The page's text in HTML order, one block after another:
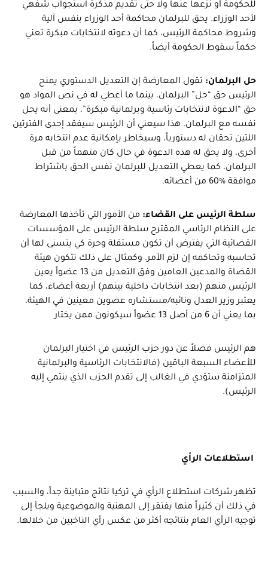
للحكومة أو نزعها عنها ولا حتى تقديم مذكرة استجواب شفهي
لأحد الوزراء. يحق للبرلمان محاكمة أحد الوزراء بنفس آلية
وشروط محاكمة الرئيس، كما أن دعوته لانتخابات مبكرة تعني
حكماً سقوط الحكومة أيضاً.
حل البرلمان: تقول المعارضة إن التعديل الدستوري يمنح
الرئيس حق “حل” البرلمان، بينما ما أعطي له في نص المواد هو
حق “الدعوة لانتخابات رئاسية وبرلمانية مبكرة”، بمعنى أنه يحل
نفسه مع البرلمان. هذا سيعني أن الرئيس سيفقد إحدى الفترتين
اللتين تحقان له دستورياً، وسيخاطر بإمكانية عدم انتخابه مرة
أخرى، ولا يحق له هذه الدعوة في حال كان متهماً من قبل
البرلمان، كما يعطي التعديل للبرلمان نفس الحق باشتراط
موافقة %60 من أعضائه.
سلطة الرئيس على القضاء: من الأمور التي تأخذها المعارضة
على النظام الرئاسي المقترح سلطة الرئيس على المؤسسات
القضائية التي يفترض أن تكون مستقلة وحرة كي يتسنى لها أن
تحاسبه وتحاكمه إن لزم الأمر. وكمثال على ذلك تتكون هيئة
القضاة والمدعين العامين وفق التعديل من 13 عضواً يعين
الرئيس منهم (بعد انتخابات داخلية بينهم) أربعة أعضاء، كما
يعتبر وزير العدل ونائبه/مستشاره عضوين معينين في الهيئة،
بما يعني أن 6 من أصل 13 عضواً سيكونون ممن يختار
هم الرئيس فضلاً عن دور حزب الرئيس في اختيار البرلمان
للأعضاء السبعة الباقين (فالانتخابات الرئاسية والبرلمانية
المتزامنة ستؤدي في الغالب إلى تقدم الحزب الذي ينتمي إليه
الرئيس).
استطلاعات الرأي
تظهر شركات استطلاع الرأي في تركيا نتائج متباينة جداً، والسبب
في ذلك أن كثيراً منها يفتقر إلى المهنية والموضوعية ويلجأ إلى
توجيه الرأي العام بنتائجه أكثر من عكس رأي الناخبين من خلالها.